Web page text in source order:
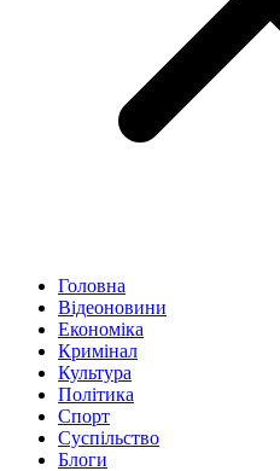
Головна
Відеоновини
Економіка
Кримінал
Культура
Політика
Спорт
Суспільство
Блоги